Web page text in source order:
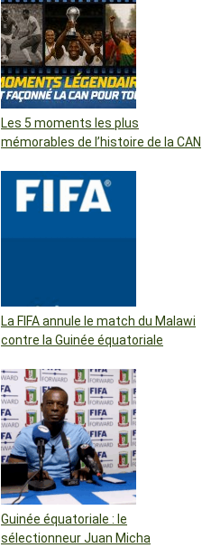
Les 5 moments les plus
mémorables de l’histoire de la CAN
La FIFA annule le match du Malawi
contre la Guinée équatoriale
Guinée équatoriale : le
sélectionneur Juan Micha